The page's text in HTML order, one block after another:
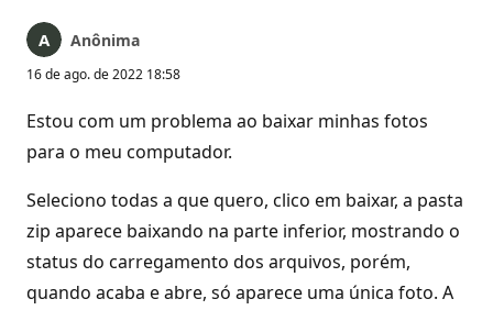
Anônima
16 de ago. de 2022 18:58
Estou com um problema ao baixar minhas fotos
para o meu computador.
Seleciono todas a que quero, clico em baixar, a pasta
zip aparece baixando na parte inferior, mostrando o
status do carregamento dos arquivos, porém,
quando acaba e abre, só aparece uma única foto. A